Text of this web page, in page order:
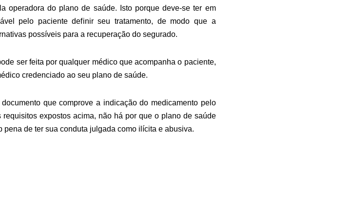
operadora do plano de saúde. Isto porque deve-se ter em
pelo paciente definir seu tratamento, de modo que a
possíveis para a recuperação do segurado.
ser feita por qualquer médico que acompanha o paciente,
credenciado ao seu plano de saúde.
que comprove a indicação do medicamento pelo
expostos acima, não há por que o plano de saúde
de ter sua conduta julgada como ilícita e abusiva.